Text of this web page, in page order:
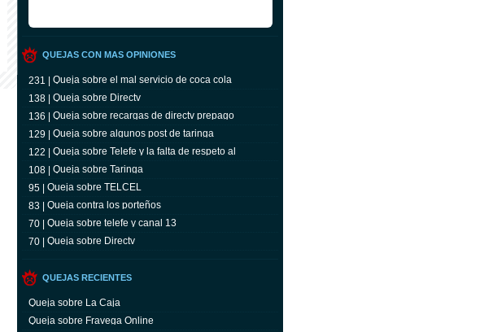
QUEJAS CON MAS OPINIONES
231 | Queja sobre el mal servicio de coca cola
138 | Queja sobre Directv
136 | Queja sobre recargas de directv prepago
129 | Queja sobre algunos post de taringa
122 | Queja sobre Telefe y la falta de respeto al
televidente
108 | Queja sobre Taringa
95 | Queja sobre TELCEL
83 | Queja contra los porteños
70 | Queja sobre telefe y canal 13
70 | Queja sobre Directv
QUEJAS RECIENTES
Queja sobre La Caja
Queja sobre Fravega Online